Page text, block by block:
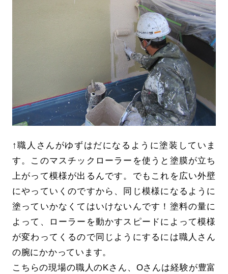
↑職人さんがゆずはだになるように塗装していま
す。このマスチックローラーを使うと塗膜が立ち
上がって模様が出るんです。でもこれを広い外壁
にやっていくのですから、同じ模様になるように
塗っていかなくてはいけないんです！塗料の量に
よって、ローラーを動かすスピードによって模様
が変わってくるので同じようにするには職人さん
の腕にかかっています。
こちらの現場の職人のKさん、Oさんは経験が豊富